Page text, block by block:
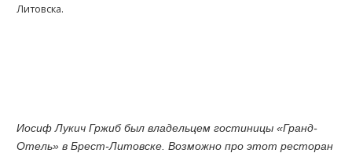
Литовска.
Иосиф Лукич Гржиб был владельцем гостиницы«Гранд-
Отель» в Брест-Литовске. Возможно про этот ресторан